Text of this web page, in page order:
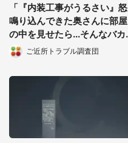
「『内装工事がうるさい』怒
鳴り込んできた奥さんに部屋
の中を見せたら...そんなバカ
な！」（都道府県・年齢不
明）
ご近所トラブル調査団